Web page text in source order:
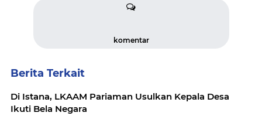
komentar
Berita Terkait
Di Istana, LKAAM Pariaman Usulkan Kepala Desa
Ikuti Bela Negara